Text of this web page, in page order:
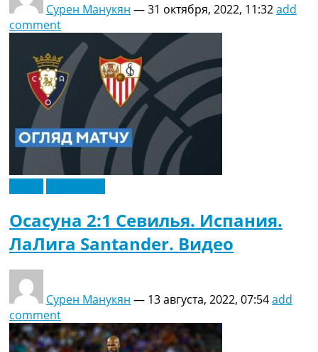
Сурен Манукян —31 октября, 2022, 11:32add
comment
Осасуна 2:1 Севилья. Испания.
ЛаЛига Santander. Видео
Сурен Манукян — 13 августа, 2022, 07:54add
comment